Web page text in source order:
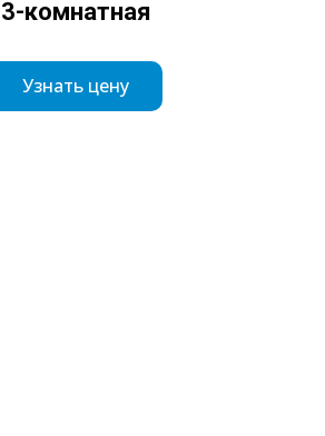
3-комнатная
Узнать цену